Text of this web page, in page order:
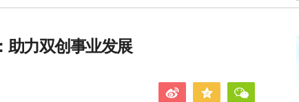
助力双创事业发展